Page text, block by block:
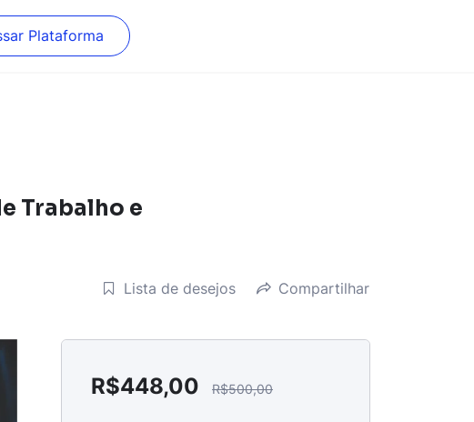
Plataforma
Trabalho e
Lista de desejos Compartilhar
R$448,00 R$500,00